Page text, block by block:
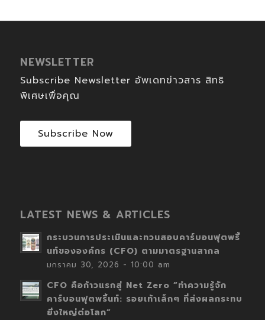
NEWSLETTER
Subscribe Newsletter อัพเดทข่าวสาร สิทธิ
พิเศษเพื่อคุณ
Subscribe Now
LATEST NEWS & ARTICLES
กระบวนการประเมินและทวนสอบคาร์บอนฟุตพริ้
นท์ขององค์กร (CFO) ตามมาตรฐานสากล
มกราคม 30, 2026 - 10:00 am
CFO คือก้าวแรกสู่ Net Zero “ทำความรู้จัก
คาร์บอนฟุตพริ้นท์: รอยเท้าเล็กๆ ที่ส่งผลกระทบ
ยิ่งใหญ่ต่อโลก”